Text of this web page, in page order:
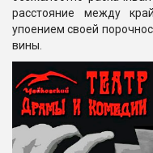
расстояние между
упоением своей
вины.